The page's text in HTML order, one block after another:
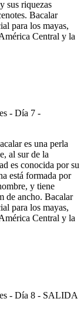
sus riquezas
Bacalar
para los mayas,
Central y la
es una perla
al sur de la
es conocida por su
está formada por
y tiene
de ancho. Bacalar
para los mayas,
Central y la